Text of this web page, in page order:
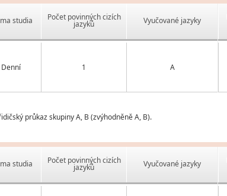
studia Počet povinných cizích
jazyků Vyučované jazyky
Denní 1 A
průkaz skupiny A, B (zvýhodněně A, B).
studia Počet povinných cizích
jazyků Vyučované jazyky